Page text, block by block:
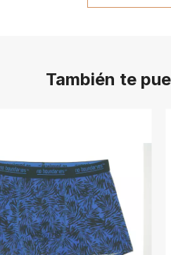
También te